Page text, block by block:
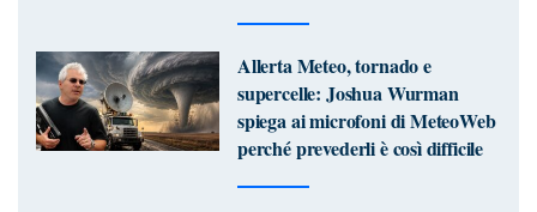
Allerta Meteo, tornado e
supercelle: Joshua Wurman
spiega ai microfoni di MeteoWeb
perché prevederli è così difficile